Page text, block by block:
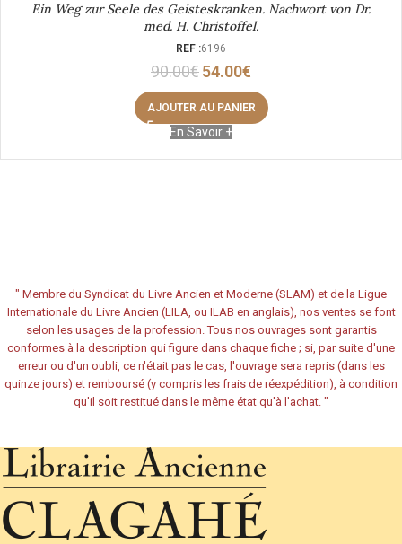
Ein Weg zur Seele des Geisteskranken. Nachwort von Dr.
med. H. Christoffel.
REF :6196
90.00€54.00€
AJOUTER AU PANIER
En Savoir +
" Membre du Syndicat du Livre Ancien et Moderne (SLAM) et de la Ligue
Internationale du Livre Ancien (LILA, ou ILAB en anglais), nos ventes se font
selon les usages de la profession. Tous nos ouvrages sont garantis
conformes à la description qui figure dans chaque fiche ; si, par suite d'une
erreur ou d'un oubli, ce n'était pas le cas, l'ouvrage sera repris (dans les
quinze jours) et remboursé (y compris les frais de réexpédition), à condition
qu'il soit restitué dans le même état qu'à l'achat. "